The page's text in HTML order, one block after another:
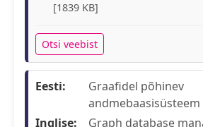
[1839 KB]
Otsi veebist
Eesti:
Graafidel põhinev
andmebaasisüsteem
Inglise:
Graph database